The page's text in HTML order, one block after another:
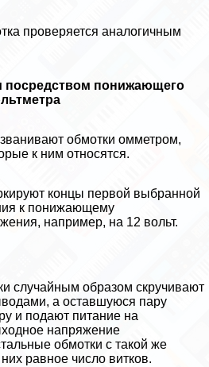
проверяется аналогичным
посредством понижающего
обмотки омметром,
к ним относятся.
концы первой выбранной
к понижающему
например, на 12 вольт.
случайным образом скручивают
а оставшуюся пару
и подают питание на
напряжение
обмотки с такой же
равное число витков.